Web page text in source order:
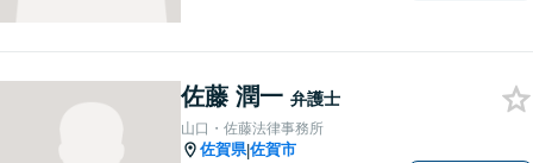
佐藤 潤一 弁護士
山口・佐藤法律事務所
佐賀県|佐賀市